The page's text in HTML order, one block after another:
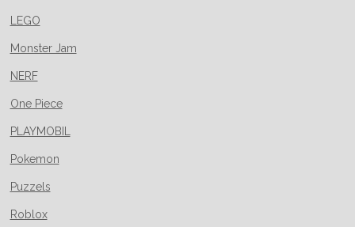
LEGO
Monster Jam
NERF
One Piece
PLAYMOBIL
Pokemon
Puzzels
Roblox